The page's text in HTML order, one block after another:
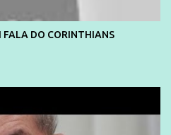
FALA DO CORINTHIANS